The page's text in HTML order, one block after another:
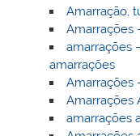
Amarração,
Amarrações
amarrações
amarrações
Amarrações
Amarrações
amarrações